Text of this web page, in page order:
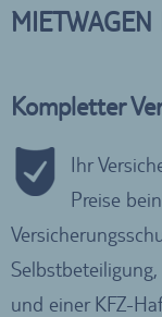
MIETWAGEN
Kompletter
Ihr
Preise
und einer KFZ-